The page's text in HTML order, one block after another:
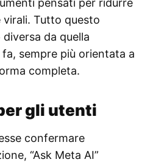
pensati per ridurre
virali. Tutto questo
diversa da quella
sempre più orientata a
completa.
gli utenti
confermare
“Ask Meta AI”